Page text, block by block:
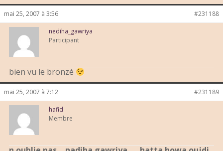
mai 25, 2007 à 3:56 #231188
nediha_gawriya
Participant
bien vu le bronzé
mai 25, 2007 à 7:12 #231189
hafid
Membre